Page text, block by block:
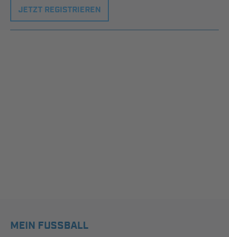
JETZT REGISTRIEREN
MEIN FUSSBALL